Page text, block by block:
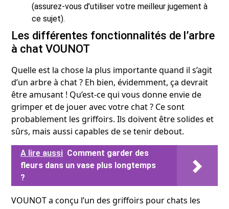
(assurez-vous d’utiliser votre meilleur jugement à
ce sujet).
Les différentes fonctionnalités de l’arbre
à chat VOUNOT
Quelle est la chose la plus importante quand il s’agit
d’un arbre à chat ? Eh bien, évidemment, ça devrait
être amusant ! Qu’est-ce qui vous donne envie de
grimper et de jouer avec votre chat ? Ce sont
probablement les griffoirs. Ils doivent être solides et
sûrs, mais aussi capables de se tenir debout.
A lire aussi Comment garder des
fleurs dans un vase plus longtemps
?
VOUNOT a conçu l’un des griffoirs pour chats les